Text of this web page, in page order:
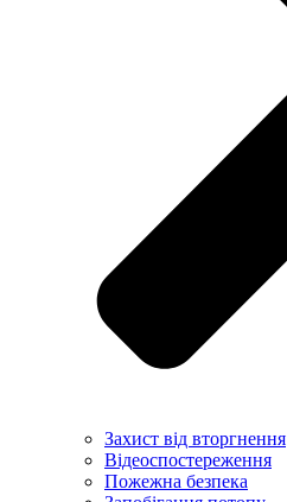
Захист від вторгнення
Відеоспостереження
Пожежна безпека